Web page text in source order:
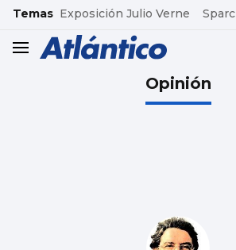
common.go-to-content
Temas Exposición Julio Verne Sparc
header.menu.open
Opinión